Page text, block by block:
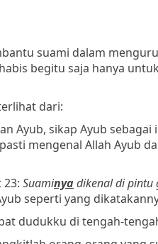
suami dalam
begitu saja hanya
dari:
Ayub, sikap Ayub sebagai
mengenal Allah Ayub
Suaminyadikenal di pintu
seperti yang
dudukku di tengah-